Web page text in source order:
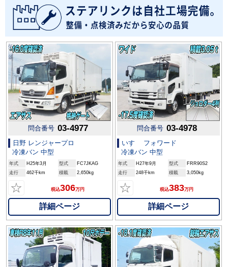
問合番号 03-4977
日野 レンジャープロ
冷凍バン 中型
年式 H25年3月 型式
FC7JKAG
走行
462千km 積載 2,650kg
☆ 税込306万円
詳細ページ
問合番号 03-4978
いすゞ フォワード
冷凍バン 中型
年式 H27年9月 型式
FRR90S2
走行
248千km 積載 3,050kg
☆ 税込383万円
詳細ページ